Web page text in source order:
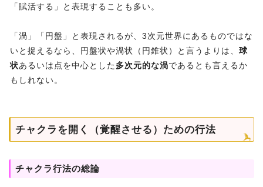
「賦活する」と表現することも多い。
「渦」「円盤」と表現されるが、3次元世界にあるものではな
いと捉えるなら、円盤状や渦状（円錐状）と言うよりは、 球
状あるいは点を中心とした 多次元的な渦であるとも言えるか
もしれない。
チャクラを開く（覚醒させる）ための行法
チャクラ行法の総論